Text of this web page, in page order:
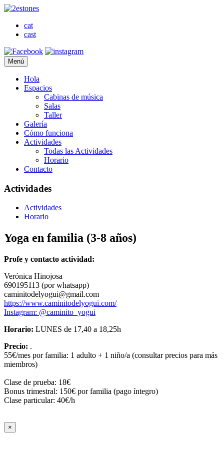
cat
cast
Menú
Hola
Espacios
Cabinas de música
Salas
Taller
Galería
Cómo funciona
Actividades
Todas las Actividades
Horario
Contacto
Actividades
Actividades
Horario
Yoga en familia (3-8 años)
Profe y contacto actividad:
Verónica Hinojosa
690195113 (por whatsapp)
caminitodelyogui@gmail.com
https://www.caminitodelyogui.com/
Instagram: @caminito_yogui
Horario: LUNES de 17,40 a 18,25h
Precio: .
55€/mes por familia: 1 adulto + 1 niño/a (consultar precios para más
miembros)
Clase de prueba: 18€
Bonus trimestral: 150€ por familia (pago íntegro)
Clase particular: 40€/h
×